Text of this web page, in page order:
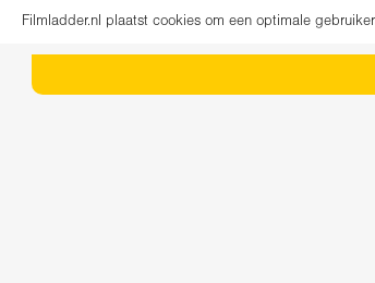
Filmladder.nl plaatst cookies om een optimale